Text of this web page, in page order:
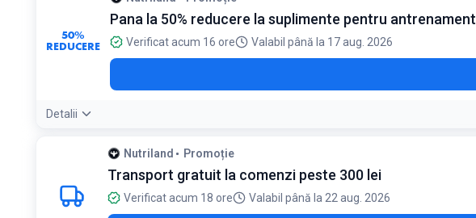
50%
REDUCERE
Pana la 50% reducere la suplimente pentru antrenament
Verificat acum 16 ore Valabil până la 17 aug. 2026
Detalii
Nutriland Promoție
Transport gratuit la comenzi peste 300 lei
Verificat acum 18 ore Valabil până la 22 aug. 2026